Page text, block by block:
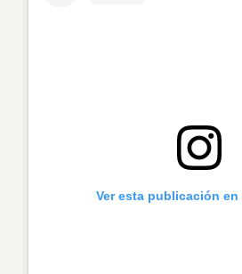
Ver esta publicación en